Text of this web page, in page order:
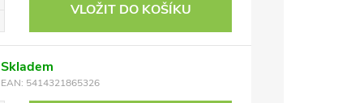
VLOŽIT DO KOŠÍKU
Skladem
EAN: 5414321865326